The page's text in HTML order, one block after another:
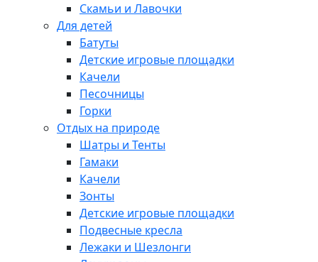
Скамьи и Лавочки
Для детей
Батуты
Детские игровые площадки
Качели
Песочницы
Горки
Отдых на природе
Шатры и Тенты
Гамаки
Качели
Зонты
Детские игровые площадки
Подвесные кресла
Лежаки и Шезлонги